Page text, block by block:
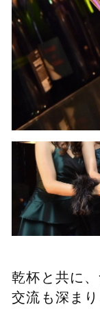
乾杯と共に
交流も深まり